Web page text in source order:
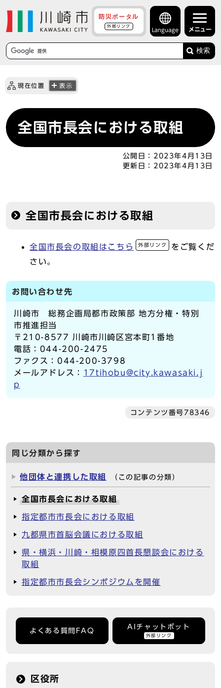
防災ポータル
外部リンク
Language メニュー
検索
現在位置 表示
全国市長会における取組
公開日： 2023年4月13日
更新日： 2023年4月13日
全国市長会における取組
全国市長会の取組はこちら 外部リンク
をご覧くだ
さい。
お問い合わせ先
川崎市 総務企画局都市政策部 地方分権・特別
市推進担当
〒210-8577 川崎市川崎区宮本町1番地
電話：044-200-2475
ファクス：044-200-3798
メールアドレス：
17tihobu@city.kawasaki.j
p
コンテンツ番号78346
同じ分類から探す
他団体と連携した取組 （この記事の分類）
全国市長会における取組
指定都市市長会における取組
九都県市首脳会議における取組
県・横浜・川崎・相模原四首長懇談会における
取組
指定都市市長会シンポジウムを開催
よくある質問FAQ
AIチャットボット
外部リンク
区役所